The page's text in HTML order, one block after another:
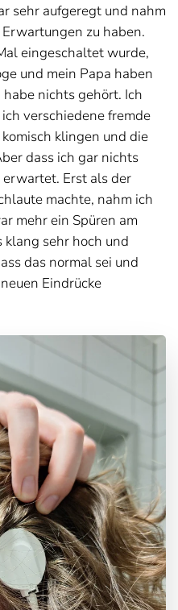
sehr aufgeregt und nahm
zu haben.
eingeschaltet wurde,
und mein Papa haben
nichts gehört. Ich
verschiedene fremde
klingen und die
dass ich gar nichts
Erst als der
machte, nahm ich
mehr ein Spüren am
klang sehr hoch und
das normal sei und
Eindrücke